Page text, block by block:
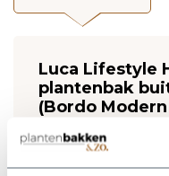
Luca Lifestyle
plantenbak
(Bordo Modern
proof!
Wij leveren